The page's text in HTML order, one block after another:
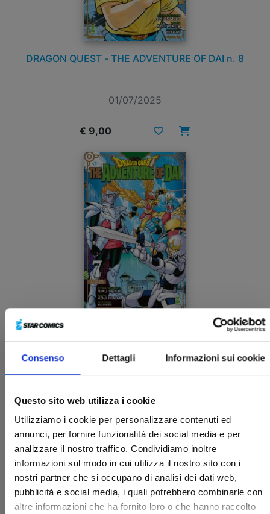
Consenso Dettagli Informazioni sui cookie
Questo sito web utilizza i cookie
Utilizziamo i cookie per personalizzare contenuti ed
annunci, per fornire funzionalità dei social media e per
analizzare il nostro traffico. Condividiamo inoltre
informazioni sul modo in cui utilizza il nostro sito con i
nostri partner che si occupano di analisi dei dati web,
pubblicità e social media, i quali potrebbero combinarle con
altre informazioni che ha fornito loro o che hanno raccolto
DRAGON QUEST - THE ADVENTURE OF DAI n. 8
01/07/2025
€ 9,00
DRAGON QUEST - THE ADVENTURE OF DAI n. 7
€ 9,00